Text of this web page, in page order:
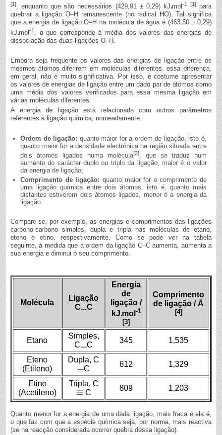
[1]
, enquanto que são necessários (429,91 ± 0,29) kJ mol -1 [1]para
quebrar a ligação O–H remanescente (no radical HO). Tal significa
que a energia de ligação O–H na molécula de água é (463,50 ± 0,29)
kJ mol -1 , o que corresponde à média dos valores das energias de
dissociação das duas ligações O–H.
Embora seja frequente os valores das energias de ligação entre os
mesmos átomos diferirem em moléculas diferentes, essa diferença,
em geral, não é muito significativa. Por isso, é costume apresentar
os valores de energias de ligação entre um dado par de átomos como
uma média dos valores verificados para essa mesma ligação em
várias moléculas diferentes.
A energia de ligação está relacionada com outros parâmetros
referentes à ligação química, nomeadamente:
Ordem de ligação: quanto maior for a ordem de ligação, isto é,
quanto maior for a densidade electrónica na região situada entre
dois átomos ligados numa molécula[2]
, que se traduz num
aumento do carácter duplo ou triplo da ligação, maior é o valor
da energia de ligação;
Comprimento de ligação: quanto maior for o comprimento de
uma ligação química entre dois átomos, isto é, quanto mais
distantes estiverem dois átomos ligados, menor é a energia da
ligação.
Compare-se, por exemplo, as energias e comprimentos das ligações
carbono-carbono simples, dupla e tripla nas moléculas de etano,
eteno e etino, respectivamente. Como se pode ver na tabela
seguinte, à medida que a ordem da ligação C–C aumenta, aumenta a
sua energia e diminui o seu comprimento.
Molécula
Ligação
C...C
Energia
de
ligação /
kJ mol -1
[3]
Comprimento
de ligação / Å
[4]
Etano
Simples,
C
C
345 1,535
Eteno
(Etileno)
Dupla, C
C
612 1,329
Etino
(Acetileno)
Tripla, C
C
809 1,203
Quanto menor for a energia de uma dada ligação, mais fraca é ela é,
o que faz com que a espécie química seja, por norma, mais reactiva
(se na reacção considerada ocorrer quebra dessa ligação).